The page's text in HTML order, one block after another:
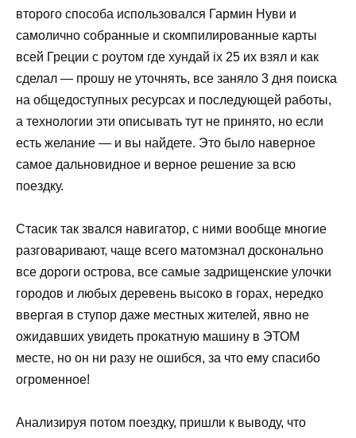
второго способа использовался Гармин Нуви и
самолично собранные и скомпилированные карты
всей Греции с роутом где хундай ix 25 их взял и как
сделал — прошу не уточнять, все заняло 3 дня поиска
на общедоступных ресурсах и последующей работы,
а технологии эти описывать тут не принято, но если
есть желание — и вы найдете. Это было наверное
самое дальновидное и верное решение за всю
поездку.
Стасик так звался навигатор, с ними вообще многие
разговаривают, чаще всего матомзнал досконально
все дороги острова, все самые задрищенские улочки
городов и любых деревень высоко в горах, нередко
ввергая в ступор даже местных жителей, явно не
ожидавших увидеть прокатную машину в ЭТОМ
месте, но он ни разу не ошибся, за что ему спасибо
огроменное!
Анализируя потом поездку, пришли к выводу, что